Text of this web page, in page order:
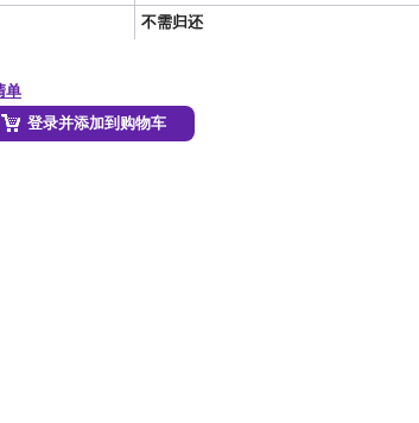
不需归还
单
登录并添加到购物车